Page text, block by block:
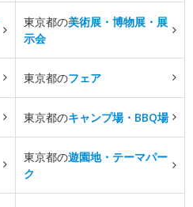
東京都の美術展・博物展・展
示会
東京都のフェア
東京都のキャンプ場・BBQ場
東京都の遊園地・テーマパー
ク